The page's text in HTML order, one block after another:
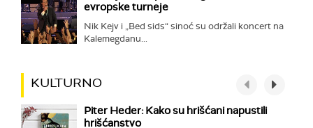
evropske turneje
Nik Kejv i „Bed sids“ sinoć su održali koncert na
Kalemegdanu...
KULTURNO
Piter Heder: Kako su hrišćani napustili
hrišćanstvo